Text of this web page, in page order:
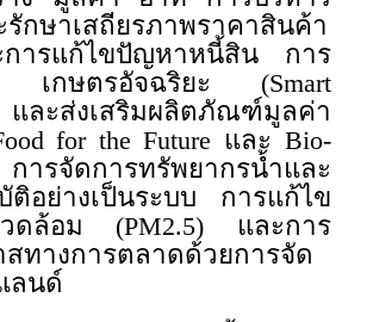
รักษาเสถียรภาพราคาสินค้า
การแก้ไขปัญหาหนี้สิน การ
เกษตรอัจฉริยะ (Smart
และส่งเสริมผลิตภัณฑ์มูลค่า
for the Future และ Bio-
ารจัดการทรัพยากรน้ำและ
ติอย่างเป็นระบบ การแก้ไข
ดล้อม (PM2.5) และการ
สทางการตลาดด้วยการจัด
ลนด์